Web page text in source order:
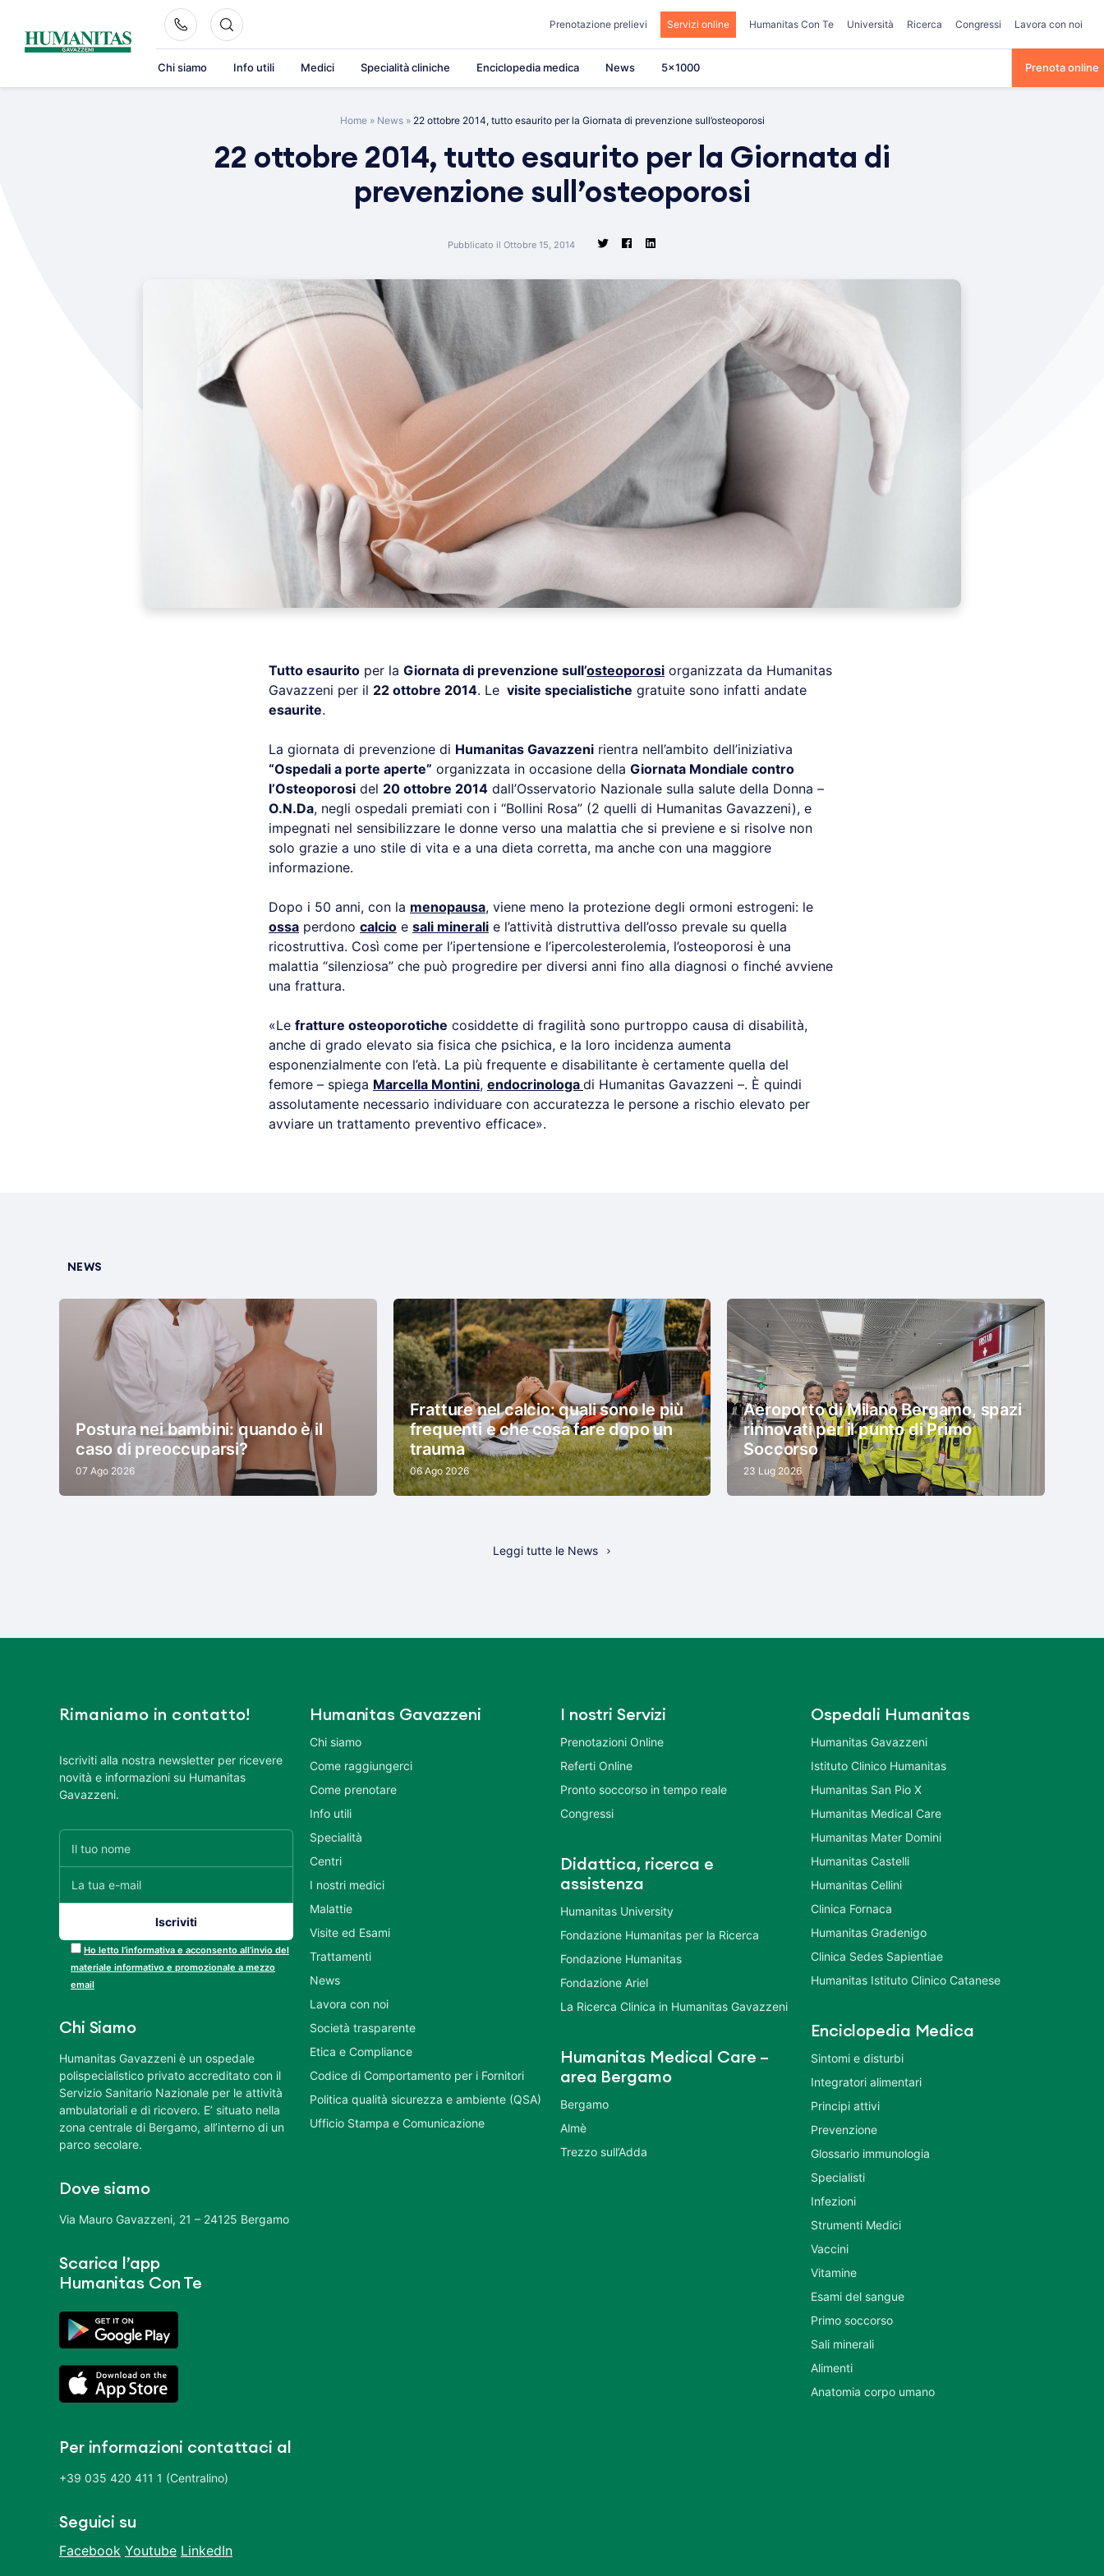
content
Prenotazione prelievi Servizi online Humanitas Con Te Università Ricerca Congressi Lavora con noi
Chi siamo Info utili Medici Specialità cliniche Enciclopedia medica News 5×1000 Prenota online
Home» News» 22 ottobre 2014, tutto esaurito per la Giornata di prevenzione sull’osteoporosi
22 ottobre 2014, tutto esaurito per la Giornata di
prevenzione sull’osteoporosi
Pubblicato il Ottobre 15, 2014
Tutto esaurito per la Giornata di prevenzione sull’osteoporosi organizzata da Humanitas
Gavazzeni per il 22 ottobre 2014. Le visite specialistiche gratuite sono infatti andate
esaurite.
La giornata di prevenzione di Humanitas Gavazzeni rientra nell’ambito dell’iniziativa
“Ospedali a porte aperte” organizzata in occasione della Giornata Mondiale contro
l’Osteoporosi del 20 ottobre 2014 dall’Osservatorio Nazionale sulla salute della Donna –
O.N.Da, negli ospedali premiati con i “Bollini Rosa” (2 quelli di Humanitas Gavazzeni), e
impegnati nel sensibilizzare le donne verso una malattia che si previene e si risolve non
solo grazie a uno stile di vita e a una dieta corretta, ma anche con una maggiore
informazione.
Dopo i 50 anni, con la menopausa, viene meno la protezione degli ormoni estrogeni: le
ossa perdono calcio e sali minerali e l’attività distruttiva dell’osso prevale su quella
ricostruttiva. Così come per l’ipertensione e l’ipercolesterolemia, l’osteoporosi è una
malattia “silenziosa” che può progredire per diversi anni fino alla diagnosi o finché avviene
una frattura.
«Le fratture osteoporotiche cosiddette di fragilità sono purtroppo causa di disabilità,
anche di grado elevato sia fisica che psichica, e la loro incidenza aumenta
esponenzialmente con l’età. La più frequente e disabilitante è certamente quella del
femore – spiega Marcella Montini, endocrinologa di Humanitas Gavazzeni –. È quindi
assolutamente necessario individuare con accuratezza le persone a rischio elevato per
avviare un trattamento preventivo efficace».
NEWS
Postura nei bambini: quando è il
caso di preoccuparsi?
07 Ago 2026
Fratture nel calcio: quali sono le più
frequenti e che cosa fare dopo un
trauma
06 Ago 2026
Aeroporto di Milano Bergamo, spazi
rinnovati per il punto di Primo
Soccorso
23 Lug 2026
Leggi tutte le News
Rimaniamo in contatto!
Iscriviti alla nostra newsletter per ricevere
novità e informazioni su Humanitas
Gavazzeni.
Ho letto l’informativa e acconsento all’invio del
materiale informativo e promozionale a mezzo
email
Chi Siamo
Humanitas Gavazzeni è un ospedale
polispecialistico privato accreditato con il
Servizio Sanitario Nazionale per le attività
ambulatoriali e di ricovero. E’ situato nella
zona centrale di Bergamo, all’interno di un
parco secolare.
Dove siamo
Via Mauro Gavazzeni, 21 – 24125 Bergamo
Scarica l’app
Humanitas Con Te
Per informazioni contattaci al
+39 035 420 411 1 (Centralino)
Seguici su
Facebook Youtube LinkedIn
Humanitas Gavazzeni
Chi siamo
Come raggiungerci
Come prenotare
Info utili
Specialità
Centri
I nostri medici
Malattie
Visite ed Esami
Trattamenti
News
Lavora con noi
Società trasparente
Etica e Compliance
Codice di Comportamento per i Fornitori
Politica qualità sicurezza e ambiente (QSA)
Ufficio Stampa e Comunicazione
I nostri Servizi
Prenotazioni Online
Referti Online
Pronto soccorso in tempo reale
Congressi
Didattica, ricerca e
assistenza
Humanitas University
Fondazione Humanitas per la Ricerca
Fondazione Humanitas
Fondazione Ariel
La Ricerca Clinica in Humanitas Gavazzeni
Humanitas Medical Care –
area Bergamo
Bergamo
Almè
Trezzo sull’Adda
Ospedali Humanitas
Humanitas Gavazzeni
Istituto Clinico Humanitas
Humanitas San Pio X
Humanitas Medical Care
Humanitas Mater Domini
Humanitas Castelli
Humanitas Cellini
Clinica Fornaca
Humanitas Gradenigo
Clinica Sedes Sapientiae
Humanitas Istituto Clinico Catanese
Enciclopedia Medica
Sintomi e disturbi
Integratori alimentari
Principi attivi
Prevenzione
Glossario immunologia
Specialisti
Infezioni
Strumenti Medici
Vaccini
Vitamine
Esami del sangue
Primo soccorso
Sali minerali
Alimenti
Anatomia corpo umano